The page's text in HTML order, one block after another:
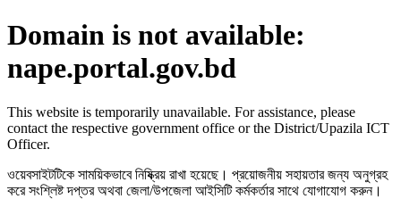
Domain is not available:
nape.portal.gov.bd
This website is temporarily unavailable. For assistance, please
contact the respective government office or the District/Upazila ICT
Officer.
ওয়েবসাইটটিকে সাময়িকভাবে নিষ্ক্রিয় রাখা হয়েছে। প্রয়োজনীয় সহায়তার জন্য অনুগ্রহ
করে সংশ্লিষ্ট দপ্তর অথবা জেলা/উপজেলা আইসিটি কর্মকর্তার সাথে যোগাযোগ করুন।